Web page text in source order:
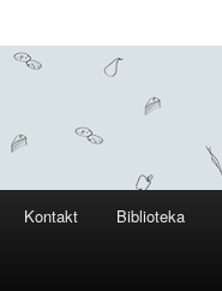
Kontakt Biblioteka